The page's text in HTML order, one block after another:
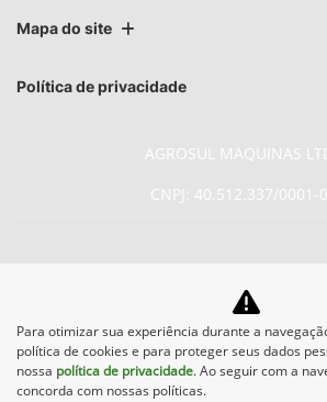
Mapa do site
Política de privacidade
AGROSUL MAQUINAS
CNPJ: 40.512.337/0001-
No trânsito, enxergar o outro
salva vidas.
Para otimizar sua experiência durante a
política de cookies e para proteger seus dados
nossa política de privacidade. Ao seguir com a
concorda com nossas políticas.